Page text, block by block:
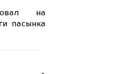
на
пасынка